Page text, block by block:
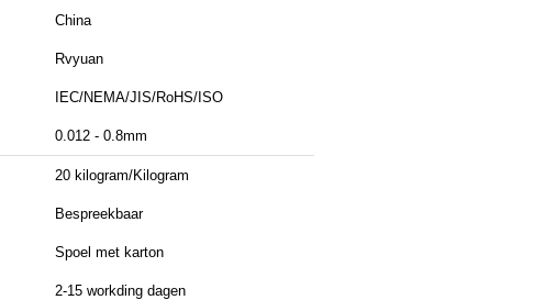
China
Rvyuan
IEC/NEMA/JIS/RoHS/ISO
0.012 - 0.8mm
20 kilogram/Kilogram
Bespreekbaar
Spoel met karton
2-15 workding dagen